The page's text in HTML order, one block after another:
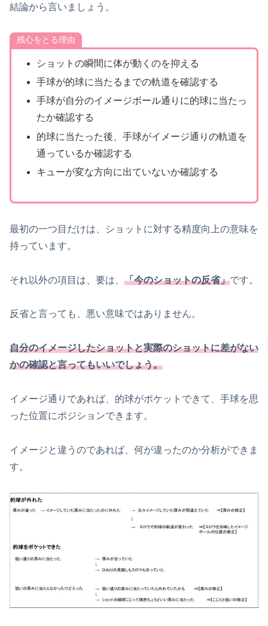
結論から言いましょう。
残心をとる理由
ショットの瞬間に体が動くのを抑える
手球が的球に当たるまでの軌道を確認する
手球が自分のイメージボール通りに的球に当たっ
たか確認する
的球に当たった後、手球がイメージ通りの軌道を
通っているか確認する
キューが変な方向に出ていないか確認する
最初の一つ目だけは、ショットに対する精度向上の意味を
持っています。
それ以外の項目は、要は、 「今のショットの反省」です。
反省と言っても、悪い意味ではありません。
自分のイメージしたショットと実際のショットに差がない
かの確認と言ってもいいでしょう。
イメージ通りであれば、的球がポケットできて、手球を思
った位置にポジションできます。
イメージと違うのであれば、何が違ったのか分析ができま
す。